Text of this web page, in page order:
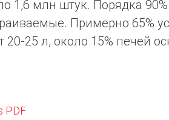
1,6 млн штук. Порядка
Примерно 65%
20-25 л, около 15% печей
PDF